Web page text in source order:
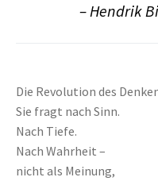
– Hendrik
Die Revolution des
Sie fragt nach Sinn.
Nach Tiefe.
Nach Wahrheit –
nicht als Meinung,